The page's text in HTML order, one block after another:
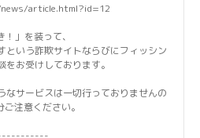
article.html?id=12
」を装って、
という詐欺サイトならびにフィッシン
お受けしております。
なサービスは一切行っておりませんの
注意ください。